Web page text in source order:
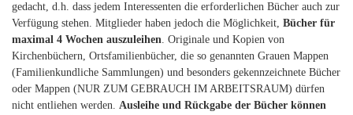
gedacht, d.h. dass jedem Interessenten die erforderlichen Bücher auch zur
Verfügung stehen. Mitglieder haben jedoch die Möglichkeit, Bücher für
maximal 4 Wochen auszuleihen. Originale und Kopien von
Kirchenbüchern, Ortsfamilienbücher, die so genannten Grauen Mappen
(Familienkundliche Sammlungen) und besonders gekennzeichnete Bücher
oder Mappen (NUR ZUM GEBRAUCH IM ARBEITSRAUM) dürfen
nicht entliehen werden. Ausleihe und Rückgabe der Bücher können